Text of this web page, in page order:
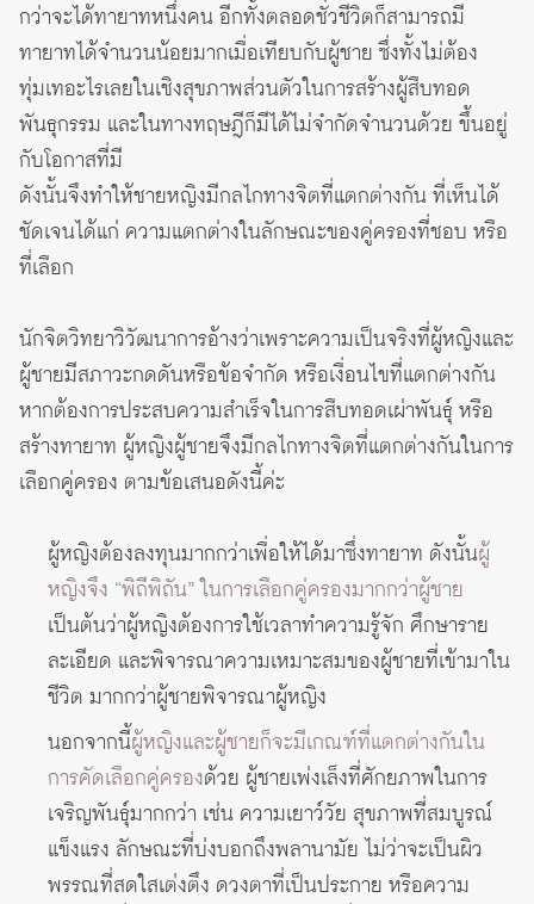
กว่าจะได้ทายาทหนึ่งคน อีกทั้งตลอดชั่วชีวิตก็สามารถมี
ทายาทได้จำนวนน้อยมากเมื่อเทียบกับผู้ชาย ซึ่งทั้งไม่ต้อง
ทุ่มเทอะไรเลยในเชิงสุขภาพส่วนตัวในการสร้างผู้สืบทอด
พันธุกรรม และในทางทฤษฎีก็มีได้ไม่จำกัดจำนวนด้วย ขึ้นอยู่
กับโอกาสที่มี
ดังนั้นจึงทำให้ชายหญิงมีกลไกทางจิตที่แตกต่างกัน ที่เห็นได้
ชัดเจนได้แก่ ความแตกต่างในลักษณะของคู่ครองที่ชอบ หรือ
ที่เลือก
นักจิตวิทยาวิวัฒนาการอ้างว่าเพราะความเป็นจริงที่ผู้หญิงและ
ผู้ชายมีสภาวะกดดันหรือข้อจำกัด หรือเงื่อนไขที่แตกต่างกัน
หากต้องการประสบความสำเร็จในการสืบทอดเผ่าพันธุ์ หรือ
สร้างทายาท ผู้หญิงผู้ชายจึงมีกลไกทางจิตที่แตกต่างกันในการ
เลือกคู่ครอง ตามข้อเสนอดังนี้ค่ะ
ผู้หญิงต้องลงทุนมากกว่าเพื่อให้ได้มาซึ่งทายาท ดังนั้นผู้
หญิงจึง “พิถีพิถัน” ในการเลือกคู่ครองมากกว่าผู้ชาย
เป็นต้นว่าผู้หญิงต้องการใช้เวลาทำความรู้จัก ศึกษาราย
ละเอียด และพิจารณาความเหมาะสมของผู้ชายที่เข้ามาใน
ชีวิต มากกว่าผู้ชายพิจารณาผู้หญิง
นอกจากนี้ผู้หญิงและผู้ชายก็จะมีเกณฑ์ที่แตกต่างกันใน
การคัดเลือกคู่ครองด้วย ผู้ชายเพ่งเล็งที่ศักยภาพในการ
เจริญพันธุ์มากกว่า เช่น ความเยาว์วัย สุขภาพที่สมบูรณ์
แข็งแรง ลักษณะที่บ่งบอกถึงพลานามัย ไม่ว่าจะเป็นผิว
พรรณที่สดใสเต่งตึง ดวงตาที่เป็นประกาย หรือความ